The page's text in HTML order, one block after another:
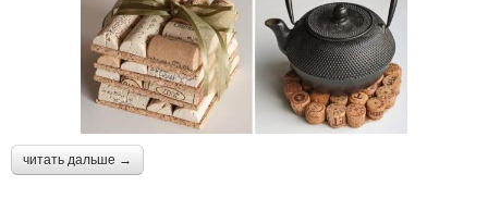
читать дальше →